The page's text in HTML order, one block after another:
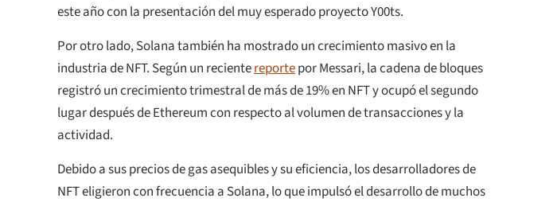
este año con la presentación del muy esperado proyecto Y00ts.
Por otro lado, Solana también ha mostrado un crecimiento masivo en la
industria de NFT. Según un recientereportepor Messari, la cadena de bloques
registró un crecimiento trimestral de más de 19% en NFT y ocupó el segundo
lugar después de Ethereum con respecto al volumen de transacciones y la
actividad.
Debido a sus precios de gas asequibles y su eficiencia, los desarrolladores de
NFT eligieron con frecuencia a Solana, lo que impulsó el desarrollo de muchos